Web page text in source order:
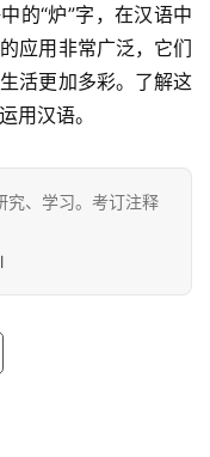
的“炉”字，在汉语中
应用非常广泛，它们
活更加多彩。了解这
用汉语。
究、学习。考订注释